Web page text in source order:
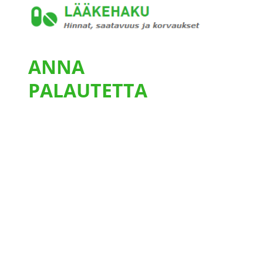
ANNA
PALAUTETTA